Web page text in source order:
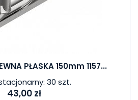
PŁASKA 150mm 1157...
30 szt.
43,00 zł